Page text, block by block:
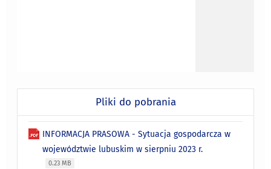
Pliki do pobrania
INFORMACJA PRASOWA - Sytuacja gospodarcza w
województwie lubuskim w sierpniu 2023 r.
0.23 MB